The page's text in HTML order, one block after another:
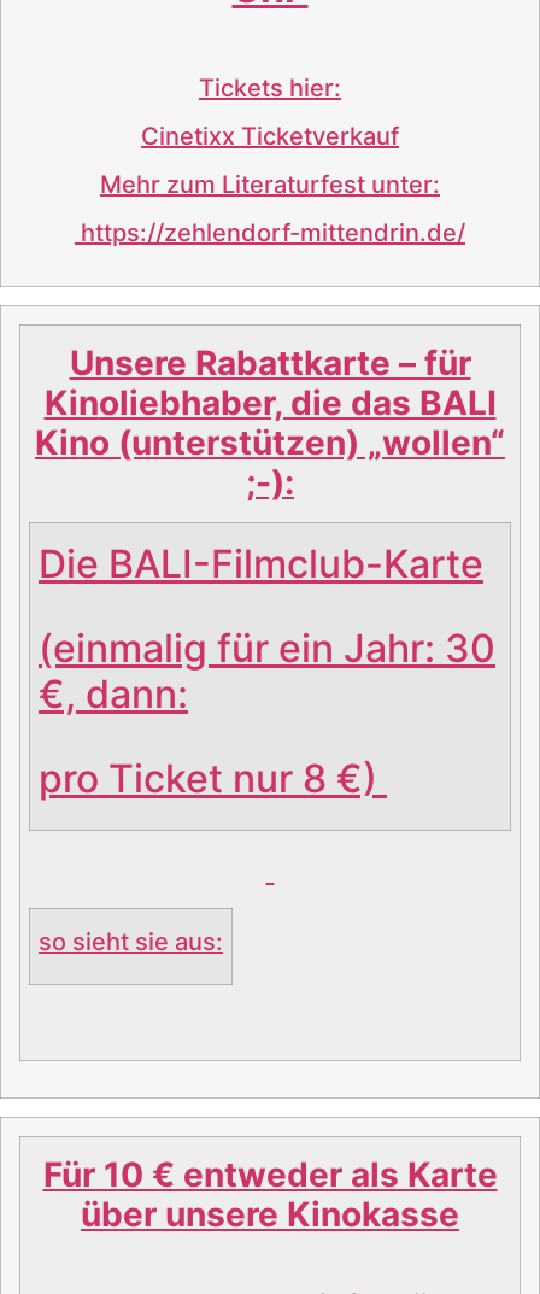
Tickets hier:
Cinetixx Ticketverkauf
Mehr zum Literaturfest unter:
https://zehlendorf-mittendrin.de/
Unsere Rabattkarte – für
Kinoliebhaber, die das BALI
Kino (unterstützen) „wollen“
;-):
Die BALI-Filmclub-Karte
(einmalig für ein Jahr: 30
€, dann:
pro Ticket nur 8 €)
so sieht sie aus:
Für 10 € entweder als Karte
über unsere Kinokasse